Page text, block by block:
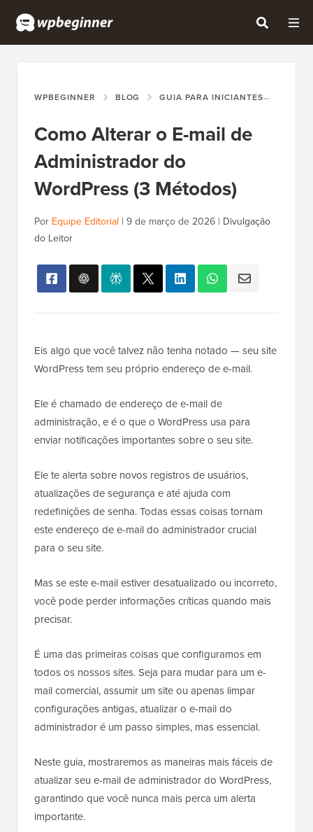
WPBEGINNER BLOG GUIA PARA INICIANTES
Como Alterar o E-mail de
Administrador do
WordPress (3 Métodos)
Por Equipe Editorial | 9 de março de 2026 | Divulgação
do Leitor
Eis algo que você talvez não tenha notado — seu site
WordPress tem seu próprio endereço de e-mail.
Ele é chamado de endereço de e-mail de
administração, e é o que o WordPress usa para
enviar notificações importantes sobre o seu site.
Ele te alerta sobre novos registros de usuários,
atualizações de segurança e até ajuda com
redefinições de senha. Todas essas coisas tornam
este endereço de e-mail do administrador crucial
para o seu site.
Mas se este e-mail estiver desatualizado ou incorreto,
você pode perder informações críticas quando mais
precisar.
É uma das primeiras coisas que configuramos em
todos os nossos sites. Seja para mudar para um e-
mail comercial, assumir um site ou apenas limpar
configurações antigas, atualizar o e-mail do
administrador é um passo simples, mas essencial.
Neste guia, mostraremos as maneiras mais fáceis de
atualizar seu e-mail de administrador do WordPress,
garantindo que você nunca mais perca um alerta
importante.